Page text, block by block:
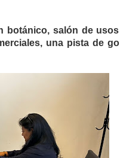
botánico, salón de usos
una pista de go